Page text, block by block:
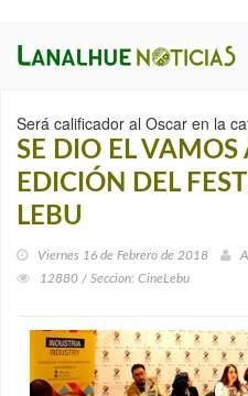
Será calificador al Oscar en la
SE DIO EL
EDICIÓN DEL
LEBU
Viernes 16 de Febrero de 2018
12880 / Seccion: CineLebu